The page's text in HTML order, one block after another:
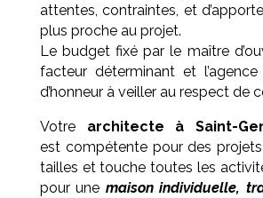
attentes, contraintes, et
plus proche au projet.
Le budget fixé par le maître
facteur déterminant et
d’honneur à veiller au respect de
Votre architecte à Saint-
est compétente pour des
tailles et touche toutes les
pour une maison individuelle,